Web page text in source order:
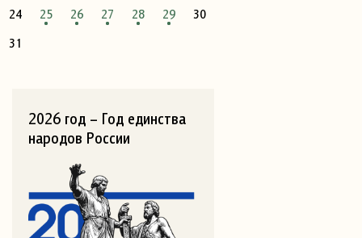
24
25 26 27 28 29
30
31
2026 год – Год единства
народов России